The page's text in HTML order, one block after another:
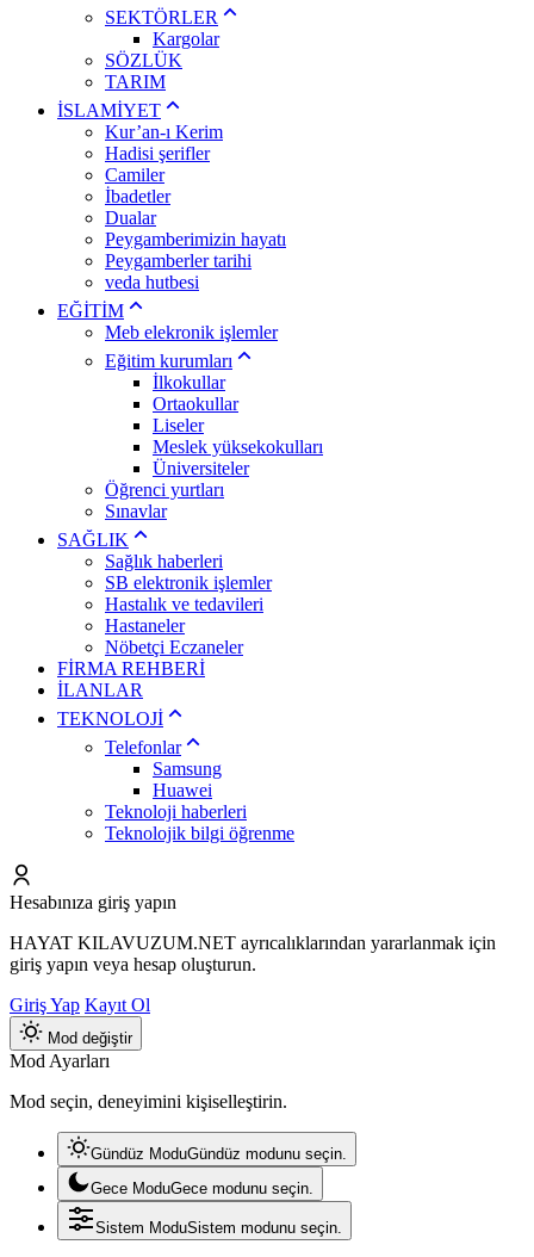
SEKTÖRLER
Kargolar
SÖZLÜK
TARIM
İSLAMİYET
Kur’an-ı Kerim
Hadisi şerifler
Camiler
İbadetler
Dualar
Peygamberimizin hayatı
Peygamberler tarihi
veda hutbesi
EĞİTİM
Meb elekronik işlemler
Eğitim kurumları
İlkokullar
Ortaokullar
Liseler
Meslek yüksekokulları
Üniversiteler
Öğrenci yurtları
Sınavlar
SAĞLIK
Sağlık haberleri
SB elektronik işlemler
Hastalık ve tedavileri
Hastaneler
Nöbetçi Eczaneler
FİRMA REHBERİ
İLANLAR
TEKNOLOJİ
Telefonlar
Samsung
Huawei
Teknoloji haberleri
Teknolojik bilgi öğrenme
Hesabınıza giriş yapın
HAYAT KILAVUZUM.NET ayrıcalıklarından yararlanmak için
giriş yapın veya hesap oluşturun.
Giriş Yap Kayıt Ol
Mod değiştir
Mod Ayarları
Mod seçin, deneyimini kişiselleştirin.
Gündüz ModuGündüz modunu seçin.
Gece ModuGece modunu seçin.
Sistem ModuSistem modunu seçin.